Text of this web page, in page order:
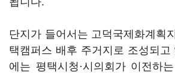
단지가 들어서는 고덕국제화계획
택캠퍼스 배후 주거지로 조성되고
에는 평택시청·시의회가 이전하